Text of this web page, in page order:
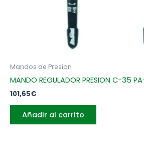
Mandos de Presion
MANDO REGULADOR PRESION C-35
101,65€
Añadir al carrito